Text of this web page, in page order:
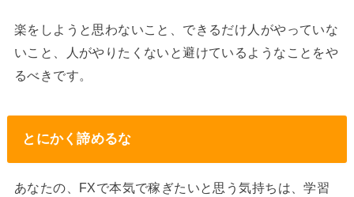
楽をしようと思わないこと、できるだけ人がやっていな
いこと、人がやりたくないと避けているようなことをや
るべきです。
とにかく諦めるな
あなたの、FXで本気で稼ぎたいと思う気持ちは、学習